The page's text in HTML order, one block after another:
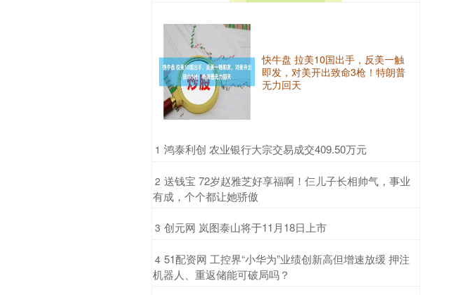
快牛盘 拉美10国出手，反美一触
即发，对美开出致命3枪！特朗普
无力回天
1 ​鸿泰利创 农业银行大宗交易成交409.50万元
2 ​送钱宝 72岁赵雅芝好享福啊！仨儿子长相帅气，事业
有成，个个都让她骄傲
3 ​创元网 岚图泰山将于11月18日上市
4 ​51配资网 工控界“小华为”业绩创新高但增速放缓 押注
机器人、重返储能可破局吗？